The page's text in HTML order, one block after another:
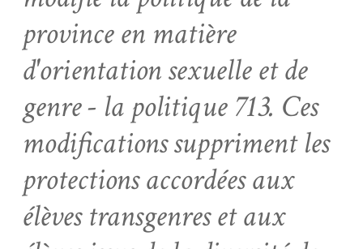
province en matière
d'orientation sexuelle et de
genre - la politique 713. Ces
modifications suppriment les
protections accordées aux
élèves transgenres et aux